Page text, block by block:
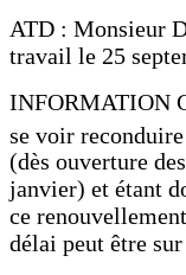
ATD : Monsieur
travail le 25
INFORMATION
se voir
(dès ouverture
janvier) et étant
ce
délai peut être